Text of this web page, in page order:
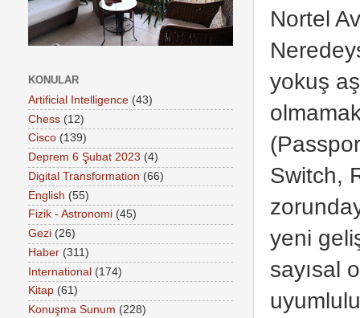
Nortel
yokuş
Switch,
yeni
sayısal
KONULAR
Artificial Intelligence (43)
Chess (12)
Cisco (139)
Deprem 6 Şubat 2023 (4)
Digital Transformation (66)
English (55)
Fizik - Astronomi (45)
Gezi (26)
Haber (311)
International (174)
Kitap (61)
Konuşma Sunum (228)